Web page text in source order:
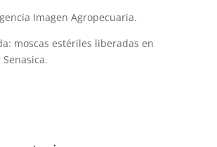
Imagen Agropecuaria.
moscas estériles liberadas en